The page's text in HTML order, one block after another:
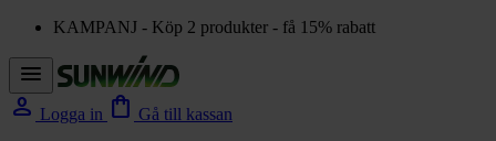
KAMPANJ - Köp 2 produkter - få 15% rabatt
menu
person Logga in shopping_bag Gå till kassan